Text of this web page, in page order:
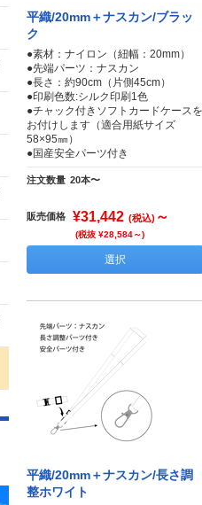
平織/20mm＋ナスカン/ブラッ
ク
●素材：ナイロン（紐幅：20mm）
●先端パーツ：ナスカン
●長さ：約90cm（片側45cm）
●印刷色数:シルク印刷1色
●チャック付きソフトカードケースを
お付けします（適合用紙サイズ
58×95㎜）
●国産安全パーツ付き
注文数量 20本〜
販売価格 ¥31,442 (税込) ～
(税抜 ¥28,584～)
選択
平織/20mm＋ナスカン/長さ調
整ホワイト